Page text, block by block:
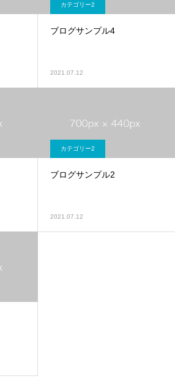
カテゴリー2
ブログサンプル4
2021.07.12
カテゴリー2
ブログサンプル2
2021.07.12